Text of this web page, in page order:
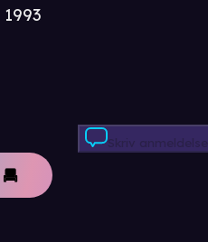
Skriv anmeldelse
1993